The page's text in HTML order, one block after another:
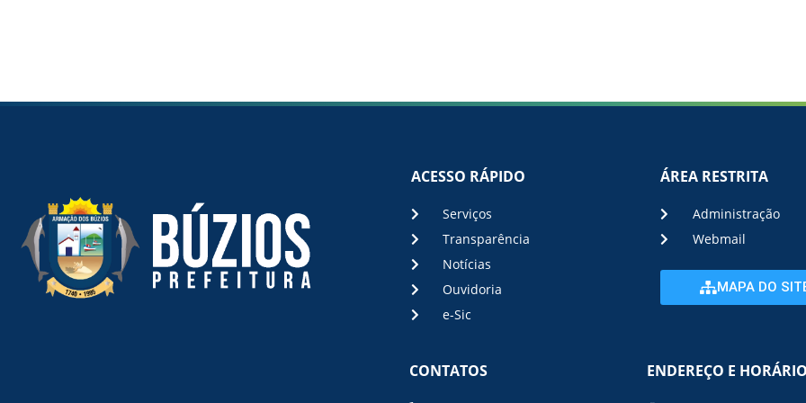
ACESSO RÁPIDO
Serviços
Transparência
Notícias
Ouvidoria
e-Sic
ÁREA RESTRITA
Administração
Webmail
MAPA DO
CONTATOS ENDEREÇO E